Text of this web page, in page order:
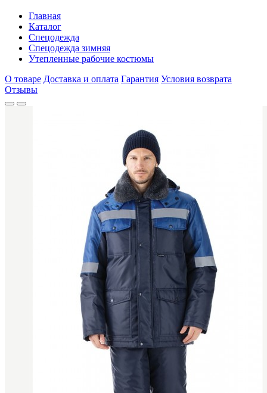
Главная
Каталог
Спецодежда
Спецодежда зимняя
Утепленные рабочие костюмы
О товаре Доставка и оплата Гарантия Условия возврата
Отзывы